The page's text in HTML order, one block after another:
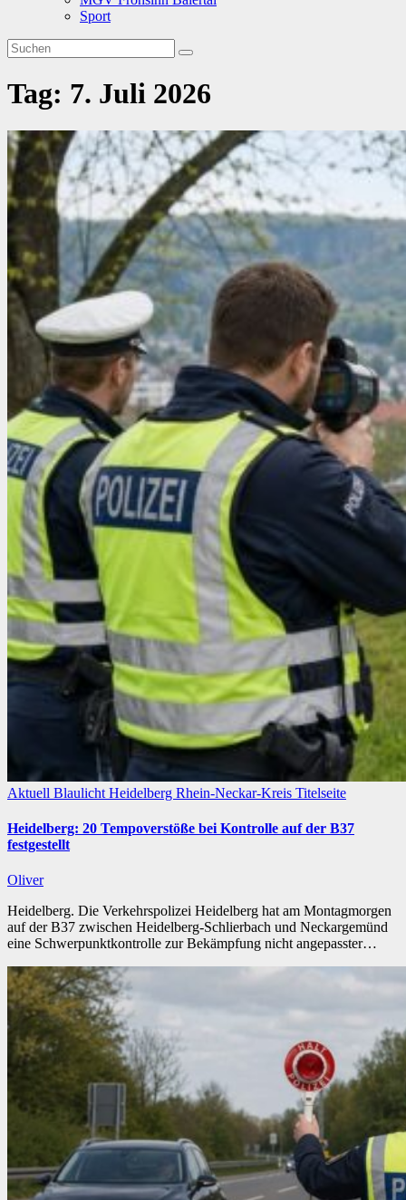
Sport
Tag: 7. Juli 2026
Aktuell Blaulicht Heidelberg Rhein-Neckar-Kreis Titelseite
Heidelberg: 20 Tempoverstöße bei Kontrolle auf der B37
festgestellt
Oliver
Heidelberg. Die Verkehrspolizei Heidelberg hat am Montagmorgen
auf der B37 zwischen Heidelberg-Schlierbach und Neckargemünd
eine Schwerpunktkontrolle zur Bekämpfung nicht angepasster…